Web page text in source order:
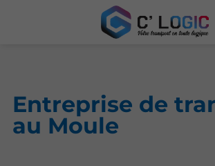
Entreprise de
au Moule